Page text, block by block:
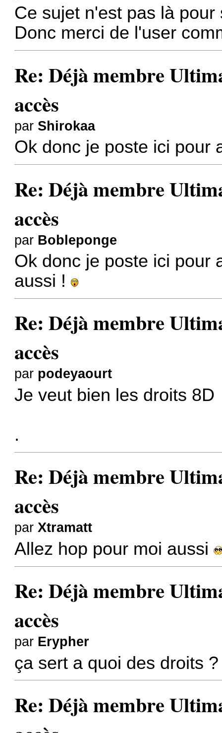
Ce sujet n'est pas là
Donc merci de l'user
Re: Déjà membre
accès
par Shirokaa
Ok donc je poste ici pour
Re: Déjà membre
accès
par Bobleponge
Ok donc je poste ici pour
aussi !
Re: Déjà membre
accès
par podeyaourt
Je veut bien les droits 8D
.
Re: Déjà membre
accès
parXtramatt
Allez hop pour moi aussi
Re: Déjà membre
accès
par Erypher
ça sert a quoi des droits
Re: Déjà membre